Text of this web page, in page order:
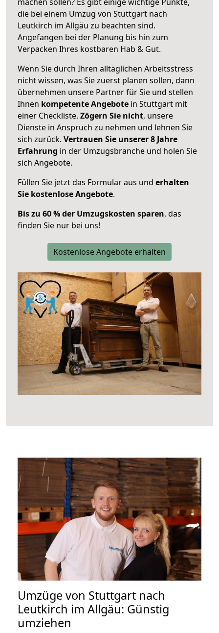
die bei einem Umzug von Stuttgart nach
Leutkirch im Allgäu zu beachten sind.
Angefangen bei der Planung bis hin zum
Verpacken Ihres kostbaren Hab & Gut.
Wenn Sie durch Ihren alltäglichen Arbeitsstress
nicht wissen, was Sie zuerst planen sollen, dann
übernehmen unsere Partner für Sie und stellen
Ihnen kompetente Angebote in Stuttgart mit
einer Checkliste. Zögern Sie nicht, unsere
Dienste in Anspruch zu nehmen und lehnen Sie
sich zurück. Vertrauen Sie unserer 8 Jahre
Erfahrung in der Umzugsbranche und holen Sie
sich Angebote.
Füllen Sie jetzt das Formular aus und erhalten
Sie kostenlose Angebote.
Bis zu 60 % der Umzugskosten sparen, das
finden Sie nur bei uns!
Kostenlose Angebote erhalten
Umzüge von Stuttgart nach
Leutkirch im Allgäu: Günstig
umziehen